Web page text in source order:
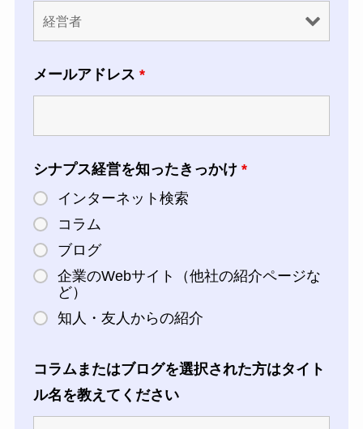
メールアドレス *
シナプス経営を知ったきっかけ *
インターネット検索
コラム
ブログ
企業のWebサイト（他社の紹介ページな
ど）
知人・友人からの紹介
コラムまたはブログを選択された方はタイト
ル名を教えてください